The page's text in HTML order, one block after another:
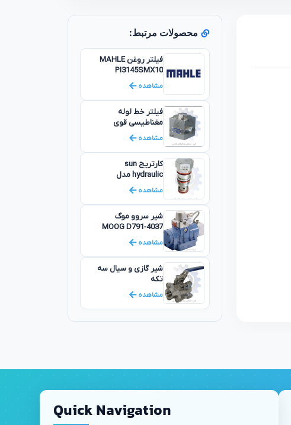
محصولات مرتبط:
فیلتر روغن MAHLE
PI3145SMX10
متریال نامبر
77680374
مشاهده
فیلتر خط لوله
مغناطیسی قوی
مشاهده
کارتریج sun
hydraulic مدل
CKEB-XCN
مشاهده
شیر سروو موگ
MOOG D791-4037
S25JXQB6VSX2-B
مشاهده
شیر گازی و سیال سه
تکه
مشاهده
Quick Navigation